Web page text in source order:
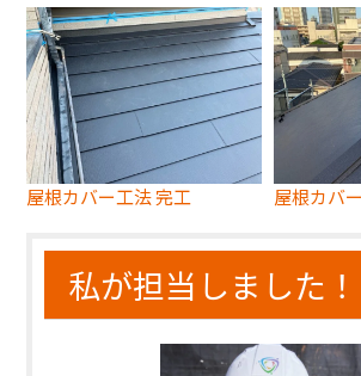
屋根カバー工法 完工 屋根カバ
私が担当しました！